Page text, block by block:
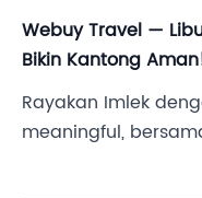
Webuy Travel —
Bikin Kantong
Rayakan Imlek
meaningful,